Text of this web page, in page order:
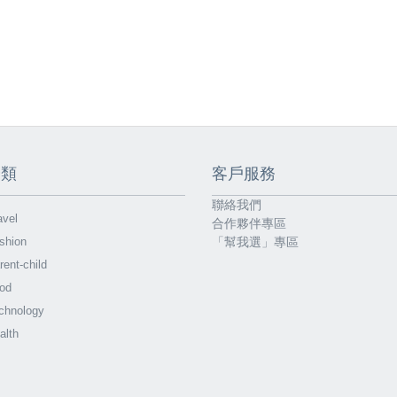
child
客戶服務
聯絡我們
合作夥伴專區
「幫我選」專區